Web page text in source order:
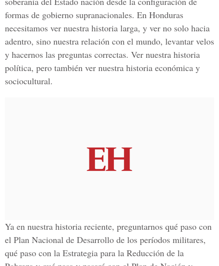
formas de gobierno supranacionales. En Honduras
necesitamos ver nuestra historia larga, y ver no solo hacia
adentro, sino nuestra relación con el mundo, levantar velos
y hacernos las preguntas correctas. Ver nuestra historia
política, pero también ver nuestra historia económica y
sociocultural.
Ya en nuestra historia reciente, preguntarnos qué paso con
el Plan Nacional de Desarrollo de los períodos militares,
qué paso con la Estrategia para la Reducción de la